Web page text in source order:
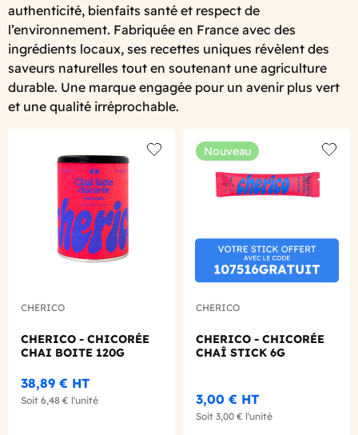
authenticité, bienfaits santé et respect de
l’environnement. Fabriquée en France avec des
ingrédients locaux, ses recettes uniques révèlent des
saveurs naturelles tout en soutenant une agriculture
durable. Une marque engagée pour un avenir plus vert
et une qualité irréprochable.
Add to wishlist
CHERICO
CHERICO - CHICORÉE
CHAI BOITE 120G
38,89 € HT
Soit 6,48 € l'unité
Nouveau
CHERICO
CHERICO - CHICORÉE
CHAÎ STICK 6G
3,00 € HT
Soit 3,00 € l'unité